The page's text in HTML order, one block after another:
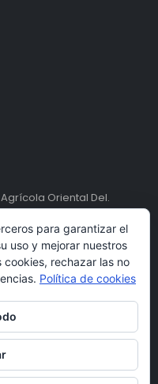
Oriental Del.
para garantizar el
uso y mejorar nuestros
rechazar las no
Política de cookies